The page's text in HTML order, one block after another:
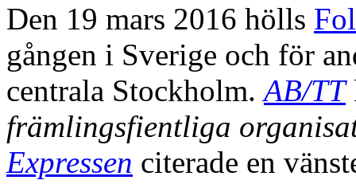
Den 19 mars 2016 hölls
gången i Sverige och för
centrala Stockholm.AB/TT
främlingsfientliga
Expressen citerade en